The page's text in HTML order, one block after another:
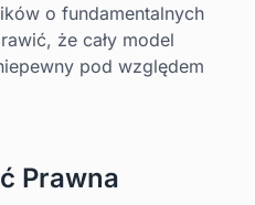
o fundamentalnych
że cały model
pod względem
Prawna